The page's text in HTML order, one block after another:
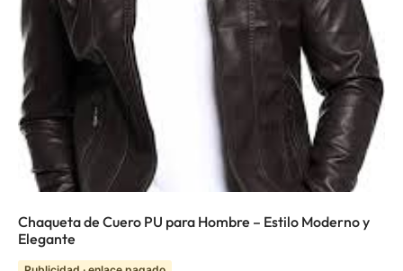
Chaqueta de Cuero PU para Hombre – Estilo Moderno y
Elegante